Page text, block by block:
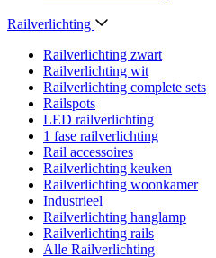
Railverlichting
Railverlichting zwart
Railverlichting wit
Railverlichting complete sets
Railspots
LED railverlichting
1 fase railverlichting
Rail accessoires
Railverlichting keuken
Railverlichting woonkamer
Industrieel
Railverlichting hanglamp
Railverlichting rails
Alle Railverlichting